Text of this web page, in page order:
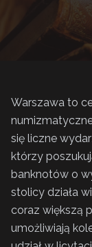
Warszawa to
się liczne
którzy
banknotów o
stolicy działa
coraz większą
umożliwiają